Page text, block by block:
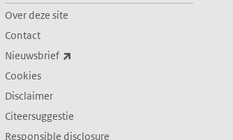
Over deze site
Contact
Nieuwsbrief
Cookies
Disclaimer
Citeersuggestie
Responsible disclosure